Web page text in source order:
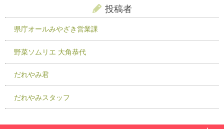
投稿者
県庁オールみやざき営業課
野菜ソムリエ 大角恭代
だれやみ君
だれやみスタッフ